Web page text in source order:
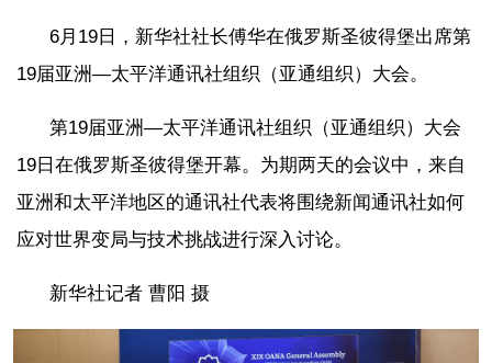
6月19日，新华社社长傅华在俄罗斯圣彼得堡出席第
19届亚洲—太平洋通讯社组织（亚通组织）大会。
第19届亚洲—太平洋通讯社组织（亚通组织）大会
19日在俄罗斯圣彼得堡开幕。为期两天的会议中，来自
亚洲和太平洋地区的通讯社代表将围绕新闻通讯社如何
应对世界变局与技术挑战进行深入讨论。
新华社记者 曹阳 摄